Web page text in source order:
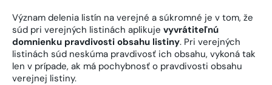
Význam delenia listín na verejné a súkromné je v tom, že
súd pri verejných listinách aplikuje vyvrátiteľnú
domnienku pravdivosti obsahu listiny. Pri verejných
listinách súd neskúma pravdivosť ich obsahu, vykoná tak
len v prípade, ak má pochybnosť o pravdivosti obsahu
verejnej listiny.